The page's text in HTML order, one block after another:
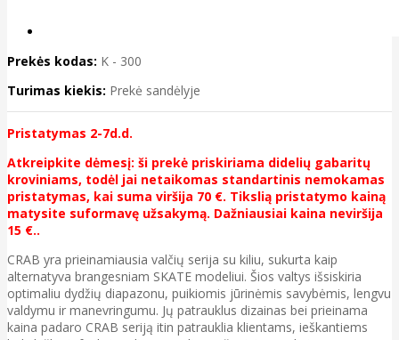
Prekės kodas: K - 300
Turimas kiekis: Prekė sandėlyje
Pristatymas 2-7d.d.
Atkreipkite dėmesį: ši prekė priskiriama didelių gabaritų
kroviniams, todėl jai netaikomas standartinis nemokamas
pristatymas, kai suma viršija 70 €. Tikslią pristatymo kainą
matysite suformavę užsakymą. Dažniausiai kaina neviršija
15 €..
CRAB yra prieinamiausia valčių serija su kiliu, sukurta kaip
alternatyva brangesniam SKATE modeliui. Šios valtys išsiskiria
optimaliu dydžių diapazonu, puikiomis jūrinėmis savybėmis, lengvu
valdymu ir manevringumu. Jų patrauklus dizainas bei prieinama
kaina padaro CRAB seriją itin patrauklia klientams, ieškantiems